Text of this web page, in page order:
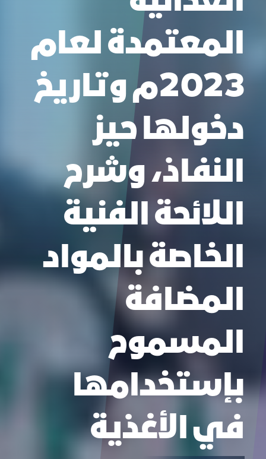
المعتمدة لعام
2023م وتاريخ
دخولها حيز
النفاذ، وشرح
اللائحة الفنية
الخاصة بالمواد
المضافة
المسموح
بإستخدامها
في الأغذية